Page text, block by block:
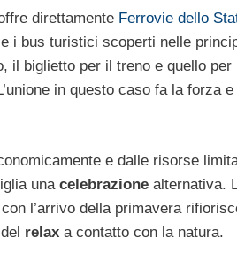
direttamente Ferrovie dello
i bus turistici scoperti nelle
il biglietto per il treno e quello per
in questo caso fa la forza e
e dalle risorse
una celebrazione alternativa.
l’arrivo della primavera
relax a contatto con la natura.